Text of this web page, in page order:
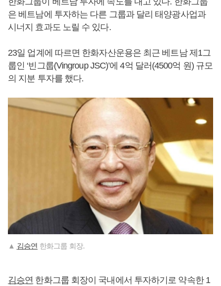
은 베트남에 투자하는 다른 그룹과 달리 태양광사업과
시너지 효과도 노릴 수 있다.
23일 업계에 따르면 한화자산운용은 최근 베트남 제1그
룹인 ‘빈그룹(Vingroup JSC)’에 4억 달러(4500억 원) 규모
의 지분 투자를 했다.
▲ 김승연 한화그룹 회장.
김승연 한화그룹 회장이 국내에서 투자하기로 약속한 1